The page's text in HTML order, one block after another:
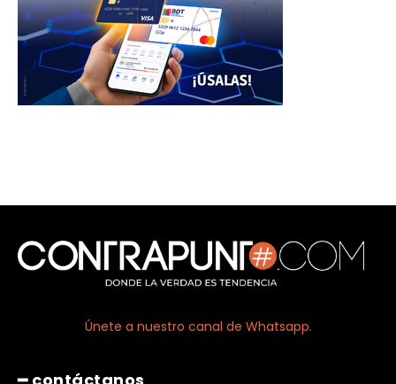
Únete a nuestro canal de Whatsapp.